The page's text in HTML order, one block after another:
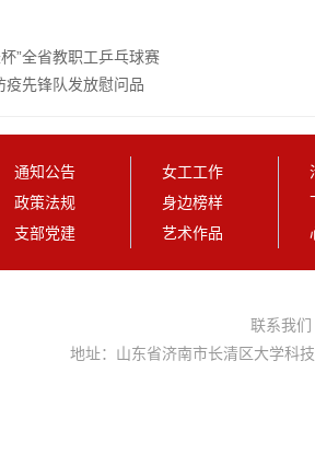
”全省教职工乒乓球赛
疫先锋队发放慰问品
通知公告
政策法规
支部党建
女工工作
身边榜样
艺术作品
联系我们
地址：山东省济南市长清区大学科